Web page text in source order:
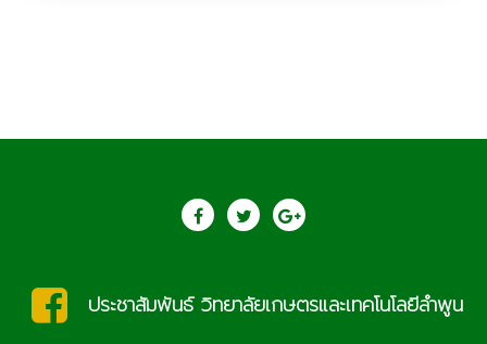
ประชาสัมพันธ์ วิทยาลัยเกษตรและเทคโนโลยีลำพูน